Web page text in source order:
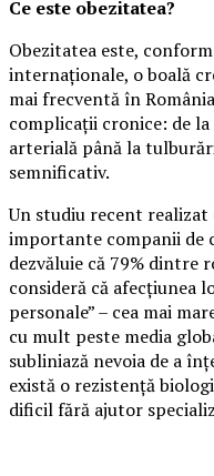
Ce este obezitatea?
Obezitatea este,
internaționale, o boală
mai frecventă în
complicații cronice: de
arterială până la
semnificativ.
Un studiu recent realizat
importante companii de
dezvăluie că 79% dintre
consideră că afecțiunea
personale” – cea mai
cu mult peste media
subliniază nevoia de a
există o rezistență
dificil fără ajutor